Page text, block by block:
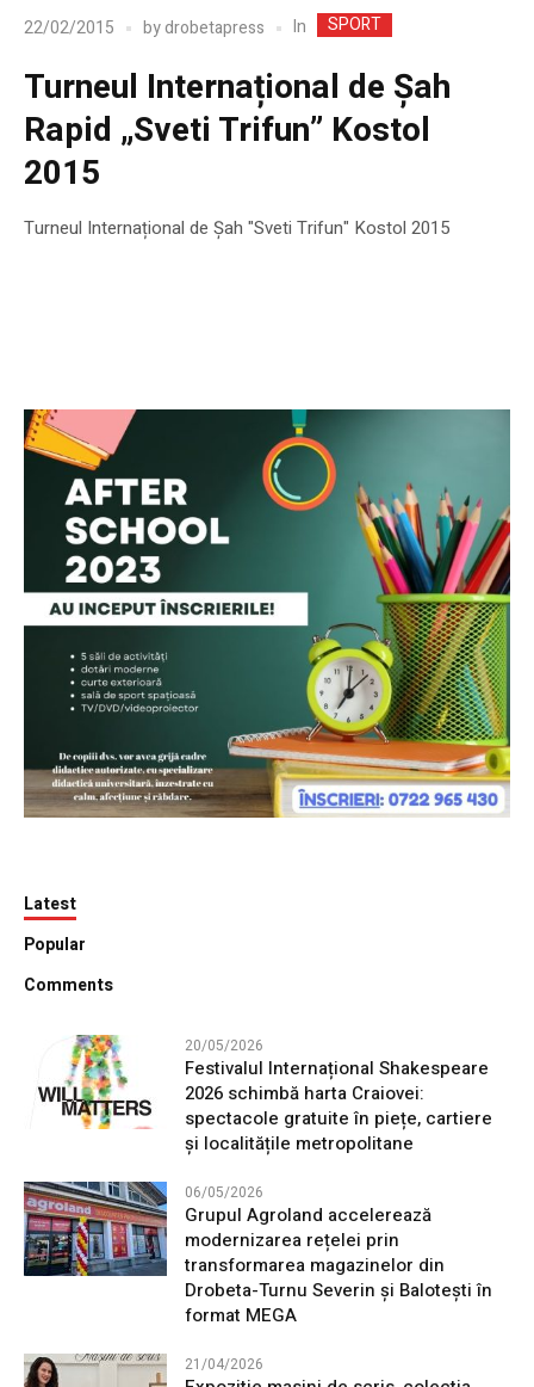
22/02/2015 bydrobetapress In SPORT
Turneul Internațional de Șah
Rapid „Sveti Trifun” Kostol
2015
Turneul Internațional de Șah "Sveti Trifun" Kostol 2015
Latest
Popular
Comments
20/05/2026
Festivalul Internațional Shakespeare
2026 schimbă harta Craiovei:
spectacole gratuite în piețe, cartiere
și localitățile metropolitane
06/05/2026
Grupul Agroland accelerează
modernizarea rețelei prin
transformarea magazinelor din
Drobeta-Turnu Severin și Balotești în
format MEGA
21/04/2026